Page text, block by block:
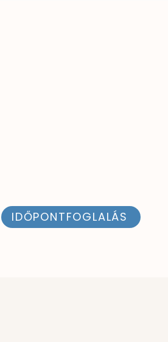
IDŐPONTFOGLALÁS